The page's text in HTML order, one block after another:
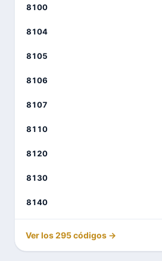
8100
8104
8105
8106
8107
8110
8120
8130
8140
Ver los 295 códigos →